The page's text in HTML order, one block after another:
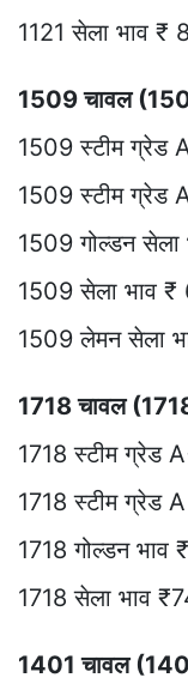
1121 सेला भाव
1509 चावल
1509 स्टीम ग्रेड
1509 स्टीम ग्रेड
1509 गोल्डन
1509 सेला भाव
1509 लेमन सेला
1718 चावल
1718 स्टीम ग्रेड
1718 स्टीम ग्रेड
1718 गोल्डन
1718 सेला भाव
1401 चावल